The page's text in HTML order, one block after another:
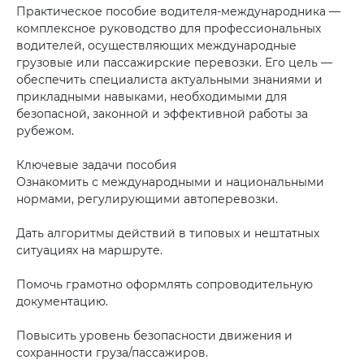
Аксессуары (9)
Практическое пособие водителя‑международника —
комплексное руководство для профессиональных
водителей, осуществляющих международные
грузовые или пассажирские перевозки. Его цель —
обеспечить специалиста актуальными знаниями и
прикладными навыками, необходимыми для
безопасной, законной и эффективной работы за
рубежом.
Ключевые задачи пособия
Ознакомить с международными и национальными
нормами, регулирующими автоперевозки.
Дать алгоритмы действий в типовых и нештатных
ситуациях на маршруте.
Помочь грамотно оформлять сопроводительную
документацию.
Повысить уровень безопасности движения и
сохранности груза/пассажиров.